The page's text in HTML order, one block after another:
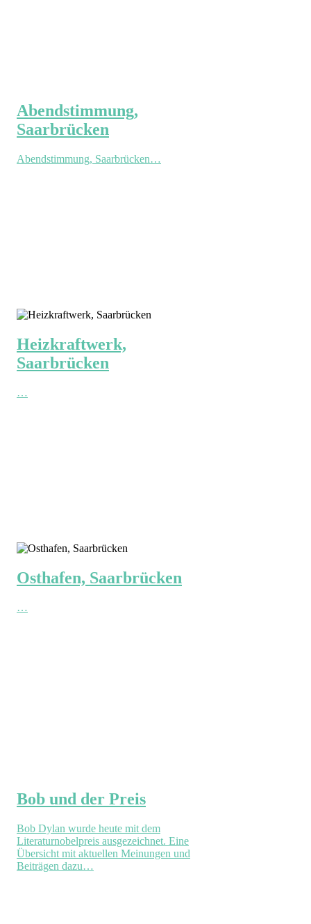
Abendstimmung,
Saarbrücken
Abendstimmung, Saarbrücken…
Heizkraftwerk,
Saarbrücken
…
Osthafen, Saarbrücken
…
Bob und der Preis
Bob Dylan wurde heute mit dem
Literaturnobelpreis ausgezeichnet. Eine
Übersicht mit aktuellen Meinungen und
Beiträgen dazu…